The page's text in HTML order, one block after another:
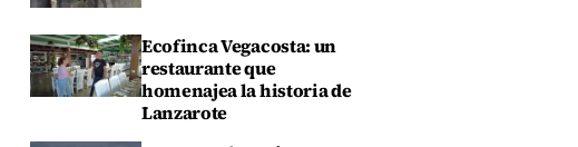
Ecofinca Vegacosta: un
restaurante que
homenajea la historia de
Lanzarote